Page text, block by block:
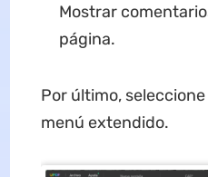
Mostrar
página.
Por último, seleccione
menú extendido.